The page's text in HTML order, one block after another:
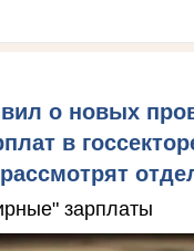
о новых
в
зарплаты